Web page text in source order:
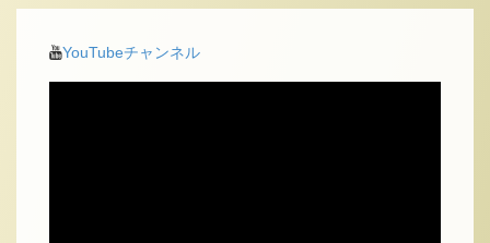
YouTubeチャンネル